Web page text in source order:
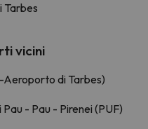
Tarbes
vicini
Aeroporto di Tarbes)
- Pau - Pirenei (PUF)